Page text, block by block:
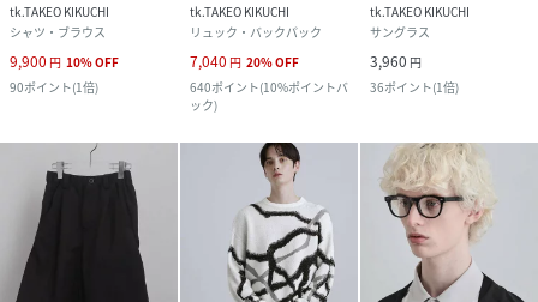
tk.TAKEO KIKUCHI
シャツ・ブラウス
9,900 円 10%OFF
90ポイント(1倍)
tk.TAKEO KIKUCHI
リュック・バックパック
7,040 円 20%OFF
640ポイント(10%ポイントバ
ック)
tk.TAKEO KIKUCHI
サングラス
3,960 円
36ポイント(1倍)